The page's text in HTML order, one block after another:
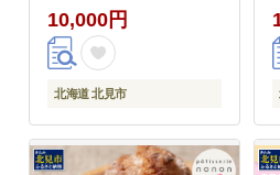
10,000円
北海道 北見市